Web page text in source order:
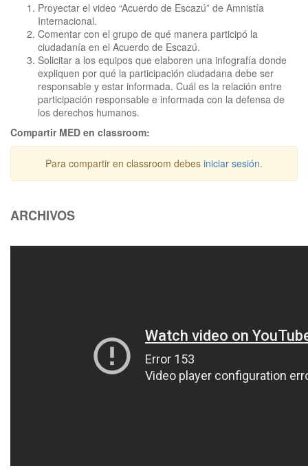
Proyectar el video “Acuerdo de Escazú” de Amnistía
Internacional.
Comentar con el grupo de qué manera participó la
ciudadanía en el Acuerdo de Escazú.
Solicitar a los equipos que elaboren una infografía donde
expliquen por qué la participación ciudadana debe ser
responsable y estar informada. Cuál es la relación entre
participación responsable e informada con la defensa de
los derechos humanos.
Compartir MED en classroom:
Para compartir en classroom debes iniciar sesión.
ARCHIVOS